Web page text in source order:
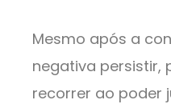
Mesmo após a
negativa persistir,
recorrer ao poder